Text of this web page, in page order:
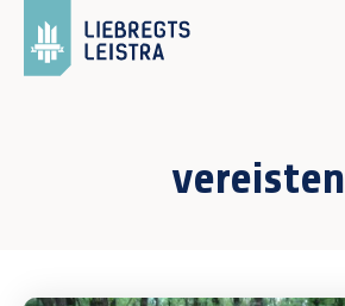
vereisten